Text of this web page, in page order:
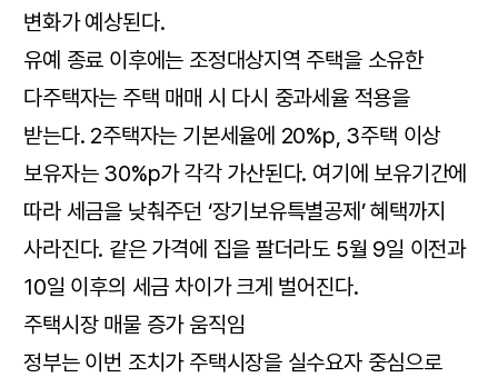
변화가 예상된다.
유예 종료 이후에는 조정대상지역 주택을 소유한
다주택자는 주택 매매 시 다시 중과세율 적용을
받는다. 2주택자는 기본세율에 20%p, 3주택 이상
보유자는 30%p가 각각 가산된다. 여기에 보유기간에
따라 세금을 낮춰주던 ‘장기보유특별공제’ 혜택까지
사라진다. 같은 가격에 집을 팔더라도 5월 9일 이전과
10일 이후의 세금 차이가 크게 벌어진다.
주택시장 매물 증가 움직임
정부는 이번 조치가 주택시장을 실수요자 중심으로